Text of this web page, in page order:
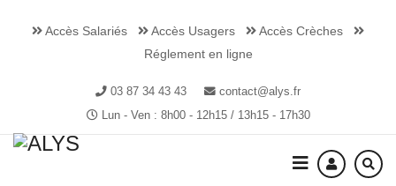
Accès Salariés Accès Usagers
Accès Crèches
Réglement en ligne
03 87 34 43 43
contact@alys.fr
Lun - Ven : 8h00 - 12h15 / 13h15 - 17h30